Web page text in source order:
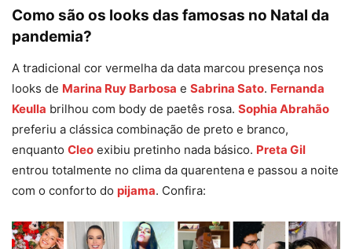
Como são os looks das famosas no Natal da
pandemia?
A tradicional cor vermelha da data marcou presença nos
looks de Marina Ruy Barbosa e Sabrina Sato. Fernanda
Keulla brilhou com body de paetês rosa. Sophia Abrahão
preferiu a clássica combinação de preto e branco,
enquanto Cleo exibiu pretinho nada básico. Preta Gil
entrou totalmente no clima da quarentena e passou a noite
com o conforto do pijama. Confira: